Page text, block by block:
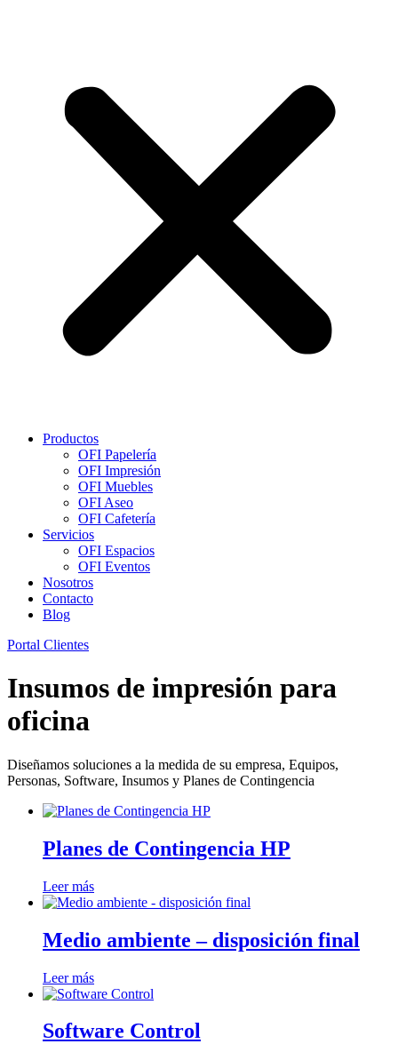
Productos
OFI Papelería
OFI Impresión
OFI Muebles
OFI Aseo
OFI Cafetería
Servicios
OFI Espacios
OFI Eventos
Nosotros
Contacto
Blog
Portal Clientes
Insumos de impresión para
oficina
Diseñamos soluciones a la medida de su empresa, Equipos,
Personas, Software, Insumos y Planes de Contingencia
Planes de Contingencia HP
Leer más
Medio ambiente – disposición final
Leer más
Software Control